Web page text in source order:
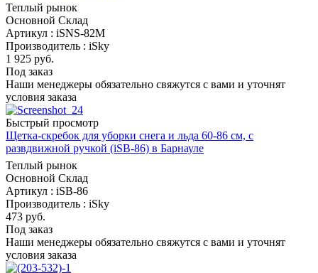
Теплый рынок
Основной Склад
Артикул : iSNS-82M
Производитель : iSky
1 925 руб.
Под заказ
Наши менеджеры обязательно свяжутся с вами и уточнят
условия заказа
Быстрый просмотр
Щетка-скребок для уборки снега и льда 60-86 см, с
развдвижной ручкой (iSB-86) в Барнауле
Теплый рынок
Основной Склад
Артикул : iSB-86
Производитель : iSky
473 руб.
Под заказ
Наши менеджеры обязательно свяжутся с вами и уточнят
условия заказа